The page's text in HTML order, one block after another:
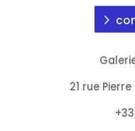
21 rue